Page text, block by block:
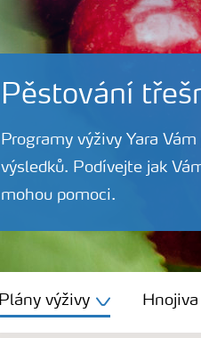
Pěstování
Programy výživy Yara
výsledků. Podívejte jak
mohou pomoci.
Hnojiva
Plány výživy Hnojiva